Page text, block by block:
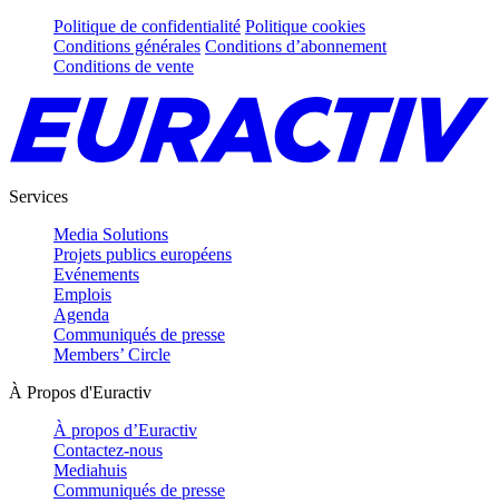
Politique de confidentialité Politique cookies
Conditions générales Conditions d’abonnement
Conditions de vente
Services
Media Solutions
Projets publics européens
Evénements
Emplois
Agenda
Communiqués de presse
Members’ Circle
À Propos d'Euractiv
À propos d’Euractiv
Contactez-nous
Mediahuis
Communiqués de presse